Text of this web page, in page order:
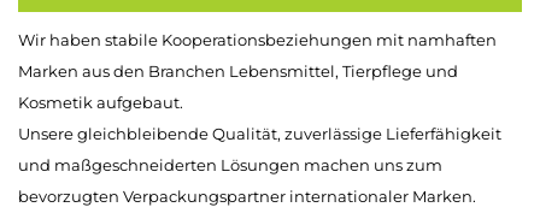
Wir haben stabile Kooperationsbeziehungen mit namhaften
Marken aus den Branchen Lebensmittel, Tierpflege und
Kosmetik aufgebaut.
Unsere gleichbleibende Qualität, zuverlässige Lieferfähigkeit
und maßgeschneiderten Lösungen machen uns zum
bevorzugten Verpackungspartner internationaler Marken.